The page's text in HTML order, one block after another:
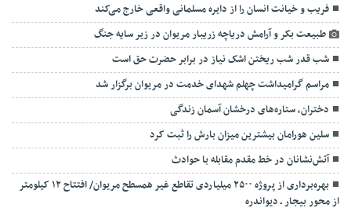
فریب و خیانت انسان را از دایره مسلمانی واقعی خارج می‌کند
طبیعت بکر و آرامش دریاچه زریبار مریوان در زیر سایه جنگ
شب قدر شب ریختن اشک نیاز در برابر حضرت حق است
مراسم گرامیداشت چهلم شهدای خدمت در مریوان برگزار شد
دختران، ستاره‌های درخشان آسمان زندگی
سلین هورامان بیشترین میزان بارش را ثبت کرد
آتش‌نشانان در خط مقدم مقابله با حوادث
بهره‌برداری از پروژه ۲۵۰۰ میلیاردی تقاطع غیر همسطح مریوان/ افتتاح ۱۲ کیلومتر
از محور بیجار ـ دیواندره